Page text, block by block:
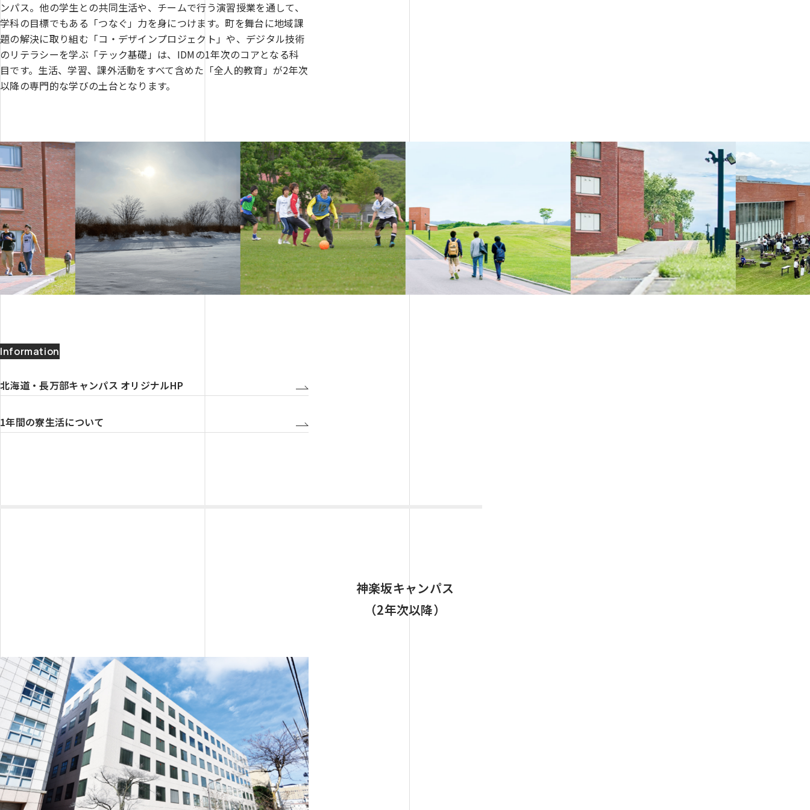
ンパス。他の学生との共同生活や、チームで行う演習授業を通して、
学科の目標でもある「つなぐ」力を身につけます。町を舞台に地域課
題の解決に取り組む「コ・デザインプロジェクト」や、デジタル技術
のリテラシーを学ぶ「テック基礎」は、IDMの1年次のコアとなる科
目です。生活、学習、課外活動をすべて含めた「全人的教育」が2年次
以降の専門的な学びの土台となります。
Information
北海道・長万部キャンパス オリジナルHP
1年間の寮生活について
神楽坂キャンパス
（2年次以降）